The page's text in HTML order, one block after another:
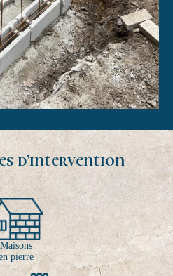
d’intervention
Maisons
pierre